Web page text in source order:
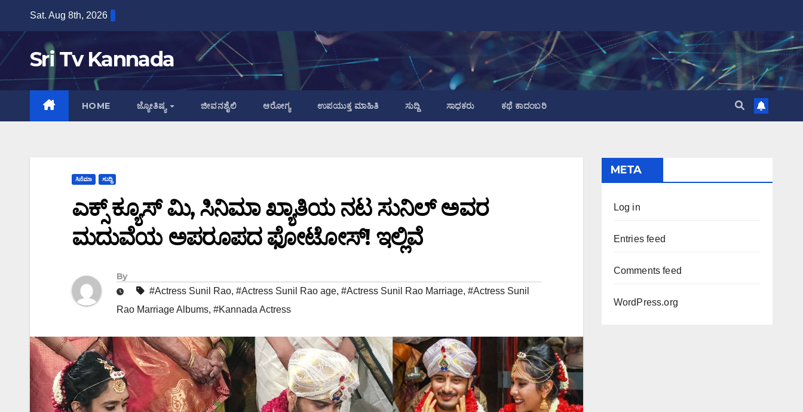
content
Sat. Aug 8th, 2026
Sri Tv Kannada
HOME ಜ್ಯೋತಿಷ್ಯ ಜೀವನಶೈಲಿ ಆರೋಗ್ಯ ಉಪಯುಕ್ತ ಮಾಹಿತಿ ಸುದ್ದಿ ಸಾಧಕರು ಕಥೆ ಕಾದಂಬರಿ
ಸಿನೆಮಾ ಸುದ್ದಿ
ಎಕ್ಸ್ ಕ್ಯೂಸ್ ಮಿ, ಸಿನಿಮಾ ಖ್ಯಾತಿಯ ನಟ ಸುನಿಲ್ ಅವರ
ಮದುವೆಯ ಅಪರೂಪದ ಫೋಟೋಸ್! ಇಲ್ಲಿವೆ
By
#Actress Sunil Rao, #Actress Sunil Rao age, #Actress Sunil Rao Marriage, #Actress Sunil
Rao Marriage Albums, #Kannada Actress
META
Log in
Entries feed
Comments feed
WordPress.org